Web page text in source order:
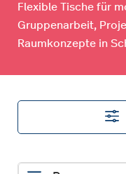
Flexible Tische für
Gruppenarbeit,
Raumkonzepte in